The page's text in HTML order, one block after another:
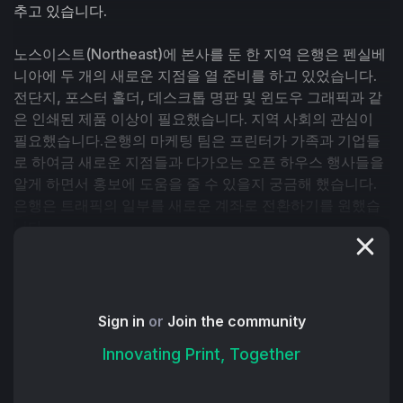
추고 있습니다.
노스이스트(Northeast)에 본사를 둔 한 지역 은행은 펜실베
니아에 두 개의 새로운 지점을 열 준비를 하고 있었습니다.
전단지, 포스터 홀더, 데스크톱 명판 및 윈도우 그래픽과 같
은 인쇄된 제품 이상이 필요했습니다. 지역 사회의 관심이
필요했습니다.은행의 마케팅 팀은 프린터가 가족과 기업들
로 하여금 새로운 지점들과 다가오는 오픈 하우스 행사들을
알게 하면서 홍보에 도움을 줄 수 있을지 궁금해 했습니다.
이 프린터는 인쇄 중심 기업에서 단순한 절약이 아닌 최종
이 회사는 곧 인수될 HP 인디고의 인수와 관련하여 민감성
때문에 익명을 선호하여 이미 인쇄 및 판촉 품목의 입고 및
배포를 효율적으로 관리함으로써 가치를 입증했습니다. 또
Sign in or Join the community
Innovating Print, Together